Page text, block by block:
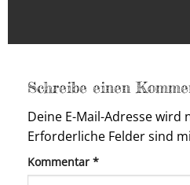
Schreibe einen
Deine E-Mail-Adresse
Erforderliche Felder sind
Kommentar *